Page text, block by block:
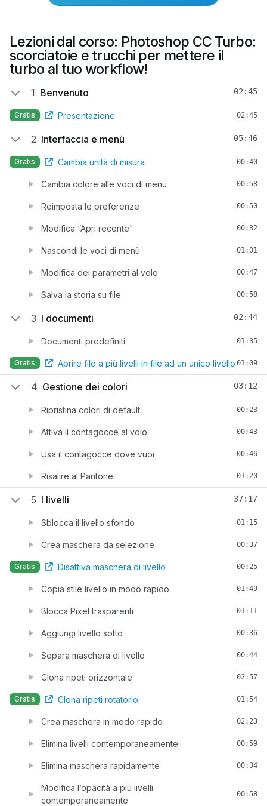
Lezioni dal corso: Photoshop CC Turbo:
scorciatoie e trucchi per mettere il
turbo al tuo workflow!
1 Benvenuto 02:45
Gratis Presentazione 02:45
2 Interfaccia e menù 05:46
Gratis Cambia unità di misura 00:40
Cambia colore alle voci di menù 00:58
Reimposta le preferenze 00:50
Modifica “Apri recente" 00:32
Nascondi le voci di menù 01:01
Modifica dei parametri al volo 00:47
Salva la storia su file 00:58
3 I documenti 02:44
Documenti predefiniti 01:35
Gratis Aprire file a più livelli in file ad un unico livello 01:09
4 Gestione dei colori 03:12
Ripristina colori di default 00:23
Attiva il contagocce al volo 00:43
Usa il contagocce dove vuoi 00:46
Risalire al Pantone 01:20
5 I livelli 37:17
Sblocca il livello sfondo 01:15
Crea maschera da selezione 00:37
Gratis Disattiva maschera di livello 00:25
Copia stile livello in modo rapido 01:49
Blocca Pixel trasparenti 01:11
Aggiungi livello sotto 00:36
Separa maschera di livello 00:44
Clona ripeti orizzontale 02:57
Gratis Clona ripeti rotatorio 01:54
Crea maschera in modo rapido 02:23
Elimina livelli contemporaneamente 00:59
Elimina maschera rapidamente 00:34
Modifica l’opacità a più livelli
contemporaneamente
00:58